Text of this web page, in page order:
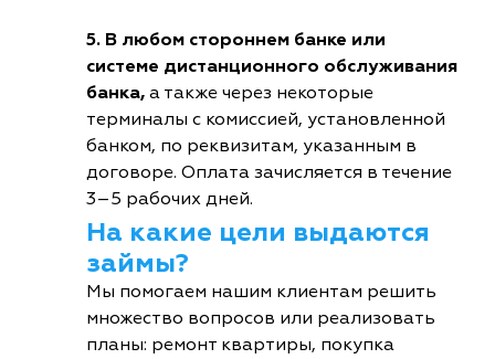
5. В любом стороннем банке или
системе дистанционного обслуживания
банка, а также через некоторые
терминалы с комиссией, установленной
банком, по реквизитам, указанным в
договоре. Оплата зачисляется в течение
3–5 рабочих дней.
На какие цели выдаются
займы?
Мы помогаем нашим клиентам решить
множество вопросов или реализовать
планы: ремонт квартиры, покупка